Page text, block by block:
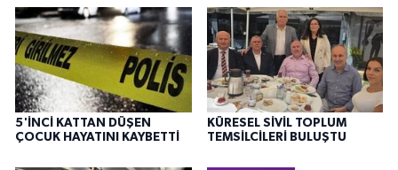
5'İNCİ KATTAN DÜŞEN
ÇOCUK HAYATINI KAYBETTİ
KÜRESEL SİVİL TOPLUM
TEMSİLCİLERİ BULUŞTU